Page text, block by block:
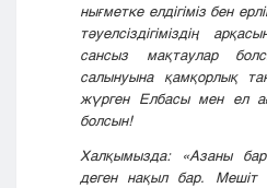
нығметке елдігіміз бен
тәуелсіздігіміздің
сансыз мақтаулар
салынуына қамқорлық
жүрген Елбасы мен ел
болсын!
Халқымызда: «Азаны
деген нақыл бар. Мешіт